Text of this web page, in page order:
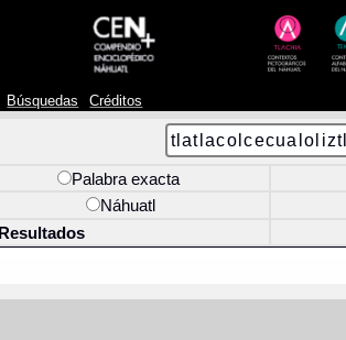
Búsquedas Créditos
Palabra exacta
Náhuatl
Resultados